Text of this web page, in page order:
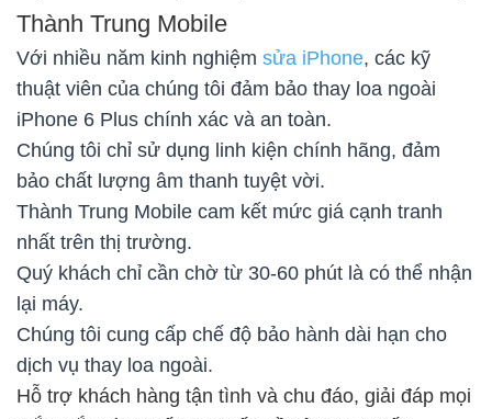
Thành Trung Mobile
Với nhiều năm kinh nghiệm sửa iPhone, các kỹ
thuật viên của chúng tôi đảm bảo thay loa ngoài
iPhone 6 Plus chính xác và an toàn.
Chúng tôi chỉ sử dụng linh kiện chính hãng, đảm
bảo chất lượng âm thanh tuyệt vời.
Thành Trung Mobile cam kết mức giá cạnh tranh
nhất trên thị trường.
Quý khách chỉ cần chờ từ 30-60 phút là có thể nhận
lại máy.
Chúng tôi cung cấp chế độ bảo hành dài hạn cho
dịch vụ thay loa ngoài.
Hỗ trợ khách hàng tận tình và chu đáo, giải đáp mọi